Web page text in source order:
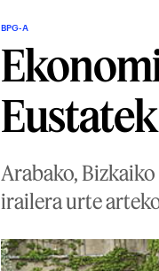
BPG-A
Eustatek
Arabako,
irailera urte